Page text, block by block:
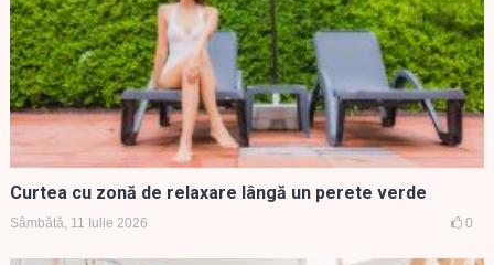
Curtea cu zonă de relaxare lângă un perete verde
Sâmbătă, 11 Iulie 2026 0